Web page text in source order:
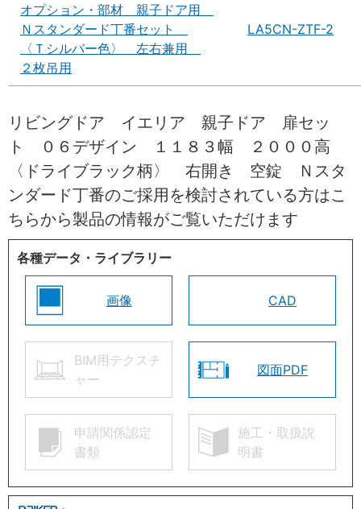
オプション・部材 親子ドア用
Ｎスタンダード丁番セット
〈Ｔシルバー色〉 左右兼用
２枚吊用
LA5CN-ZTF-2
リビングドア イエリア 親子ドア 扉セッ
ト ０６デザイン １１８３幅 ２０００高
〈ドライブラック柄〉 右開き 空錠 Ｎスタ
ンダード丁番のご採用を検討されている方はこ
ちらから製品の情報がご覧いただけます
各種データ・ライブラリー
画像 CAD
BIM用テクスチ
ャー
図面PDF
申請関係認定
書類
施工・取扱説
明書